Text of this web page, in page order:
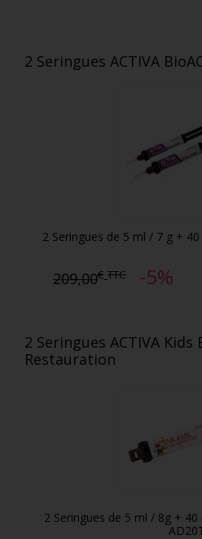
2 Seringues ACTIVA
2 Seringues de 5 ml / 7 g +
209,00€ TTC -5%
2 Seringues ACTIVA Kids
Restauration
2 Seringues de 5 ml / 8g +